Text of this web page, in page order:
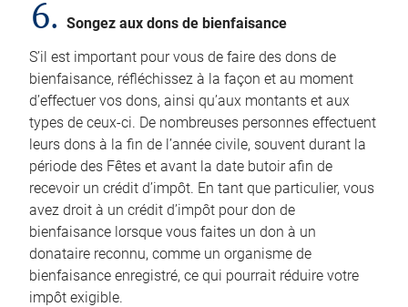
6. Songez aux dons de bienfaisance
S’il est important pour vous de faire des dons de
bienfaisance, réfléchissez à la façon et au moment
d’effectuer vos dons, ainsi qu’aux montants et aux
types de ceux-ci. De nombreuses personnes effectuent
leurs dons à la fin de l’année civile, souvent durant la
période des Fêtes et avant la date butoir afin de
recevoir un crédit d’impôt. En tant que particulier, vous
avez droit à un crédit d’impôt pour don de
bienfaisance lorsque vous faites un don à un
donataire reconnu, comme un organisme de
bienfaisance enregistré, ce qui pourrait réduire votre
impôt exigible.